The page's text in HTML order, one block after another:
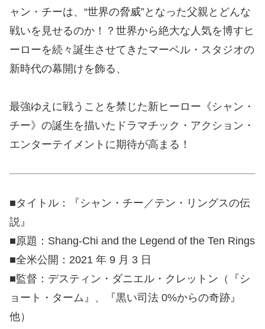
ャン・チーは、“世界の脅威”となった父親とどんな
戦いを見せるのか！？世界から絶大な人気を博すヒ
ーローを続々誕生させてきたマーベル・スタジオの
新時代の幕開けを飾る、
最強ゆえに戦うことを禁じた新ヒーロー《シャン・
チー》の誕生を描いたドラマチック・アクション・
エンターテイメントに期待が高まる！
■タイトル：『シャン・チー／テン・リングスの伝
説』
■原題：Shang-Chi and the Legend of the Ten Rings
■全米公開：2021 年 9 月 3 日
■監督：デスティン・ダニエル・クレットン（『シ
ョート・ターム』、『黒い司法 0%からの奇跡』
他）